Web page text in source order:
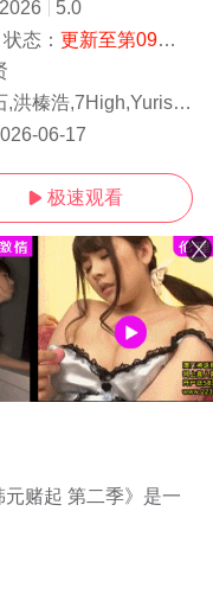
2026
5.0
状态： 更新至第09期
权圣晙,朴成雄,张东民,Pani,
06-17
 极速观看
赌起 第二季》是一
雄,张东